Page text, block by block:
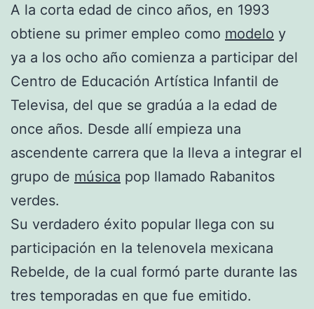
A la corta edad de cinco años, en 1993
obtiene su primer empleo como modelo y
ya a los ocho año comienza a participar del
Centro de Educación Artística Infantil de
Televisa, del que se gradúa a la edad de
once años. Desde allí empieza una
ascendente carrera que la lleva a integrar el
grupo de música pop llamado Rabanitos
verdes.
Su verdadero éxito popular llega con su
participación en la telenovela mexicana
Rebelde, de la cual formó parte durante las
tres temporadas en que fue emitido.